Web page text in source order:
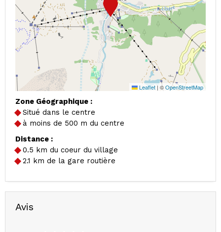
Leaflet | ©OpenStreetMap
Zone Géographique :
Situé dans le centre
à moins de 500 m du centre
Distance :
0.5 km du coeur du village
2.1 km de la gare routière
Avis